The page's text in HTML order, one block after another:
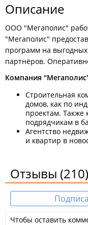
Описание
ООО "Мегаполис"
"Мегаполис"
программ на
партнёров.
Компания
Строительная
домов, как по
проектам. Также
подрядчикам в
Агентство
и квартир в
Отзывы (210)
Чтобы оставить